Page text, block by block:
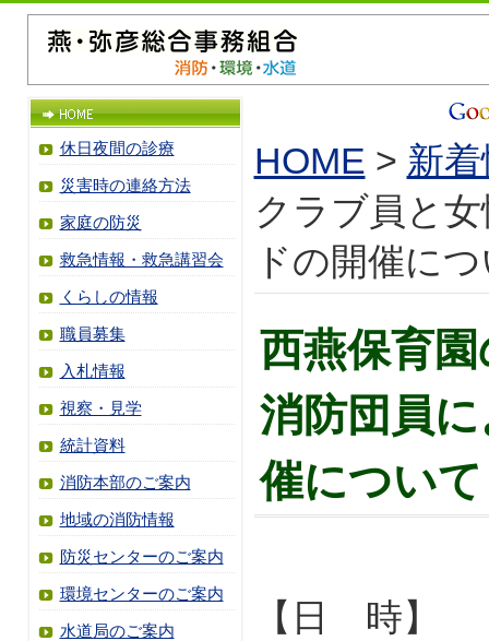
休日夜間の診療
災害時の連絡方法
家庭の防災
救急情報・救急講習会
くらしの情報
職員募集
入札情報
視察・見学
統計資料
消防本部のご案内
地域の消防情報
防災センターのご案内
環境センターのご案内
水道局のご案内
HOME > 新
クラブ員と
ドの開催に
西燕保育
消防団員
催について
【日 時】